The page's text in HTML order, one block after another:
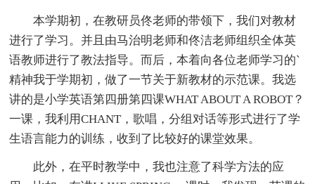
本学期初，在教研员佟老师的带领下，我们对教材
进行了学习。并且由马治明老师和佟洁老师组织全体英
语教师进行了教法指导。而后，本着向各位老师学习的`
精神我于学期初，做了一节关于新教材的示范课。我选
讲的是小学英语第四册第四课WHAT ABOUT A ROBOT？
一课，我利用CHANT，歌唱，分组对话等形式进行了学
生语言能力的训练，收到了比较好的课堂效果。
此外，在平时教学中，我也注意了科学方法的应